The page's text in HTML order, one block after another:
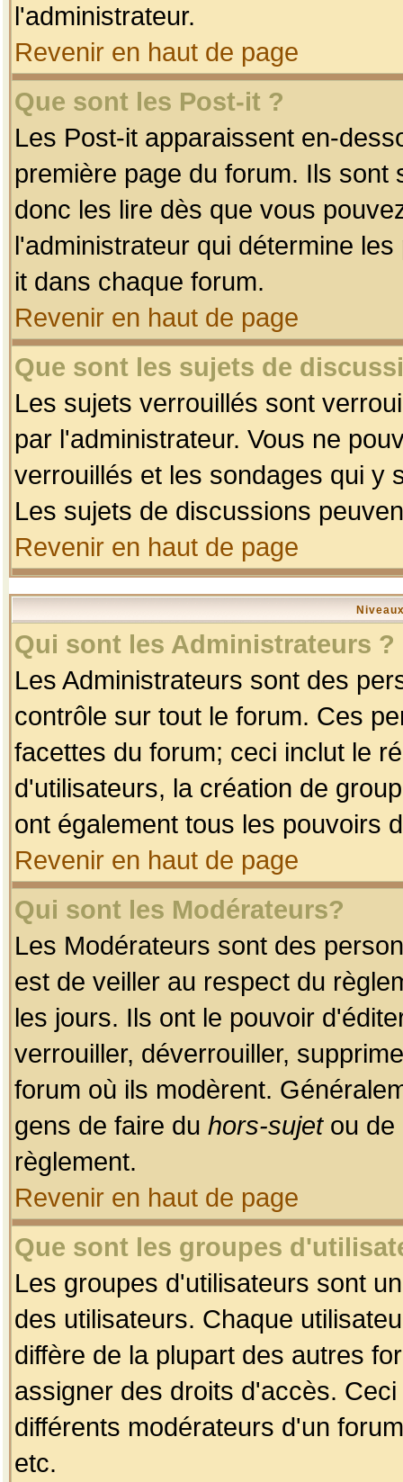
l'administrateur.
Revenir en haut de page
Que sont les Post-it ?
Les Post-it apparaissent en-
première page du forum. Ils
donc les lire dès que vous
l'administrateur qui détermine
it dans chaque forum.
Revenir en haut de page
Que sont les sujets de
Les sujets verrouillés sont
par l'administrateur. Vous ne
verrouillés et les sondages qui y
Les sujets de discussions
Revenir en haut de page
Qui sont les Administrateurs ?
Les Administrateurs sont des
contrôle sur tout le forum. Ces
facettes du forum; ceci inclut le
d'utilisateurs, la création de
ont également tous les pouvoirs
Revenir en haut de page
Qui sont les Modérateurs?
Les Modérateurs sont des
est de veiller au respect du
les jours. Ils ont le pouvoir
verrouiller, déverrouiller,
forum où ils modèrent.
gens de faire du hors-sujetou de
règlement.
Revenir en haut de page
Que sont les groupes
Les groupes d'utilisateurs sont
des utilisateurs. Chaque
diffère de la plupart des autres
assigner des droits d'accès.
différents modérateurs d'un
etc.